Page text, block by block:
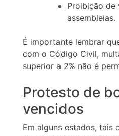
Proibição de
assembleias.
É importante lembrar
com o Código Civil,
superior a 2% não é
Protesto de
vencidos
Em alguns estados, tais